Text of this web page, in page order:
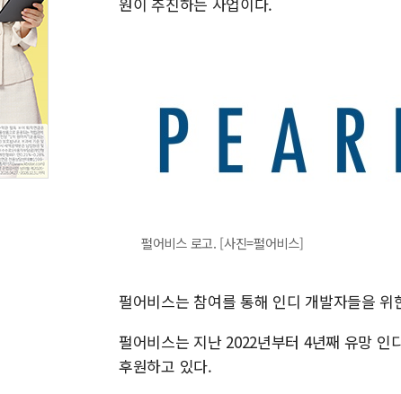
펄어비스 로고. [사진=펄어비스]
펄어비스는 참여를 통해 인디 개발자들을
펄어비스는 지난 2022년부터 4년째 유망
후원하고 있다.